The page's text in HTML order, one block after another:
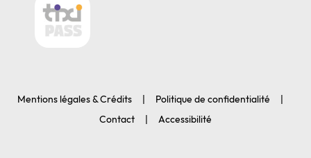
Mentions légales & Crédits
Politique de confidentialité
Contact
Accessibilité